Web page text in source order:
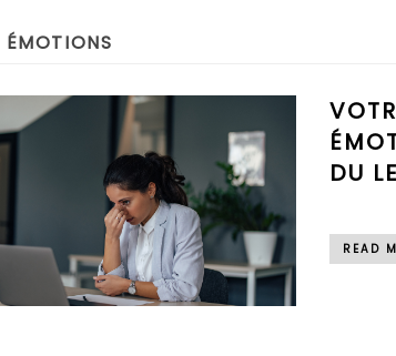
ÉMOTIONS
DU
READ